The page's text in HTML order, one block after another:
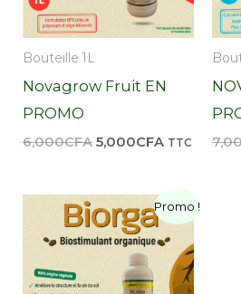
Bouteille 1L
Novagrow Fruit EN
PROMO
6,000CFA 5,000CFA TTC
Promo !
prix
initial
était :
7,000CFA.
Le
prix
actuel
est :
5,000CFA.